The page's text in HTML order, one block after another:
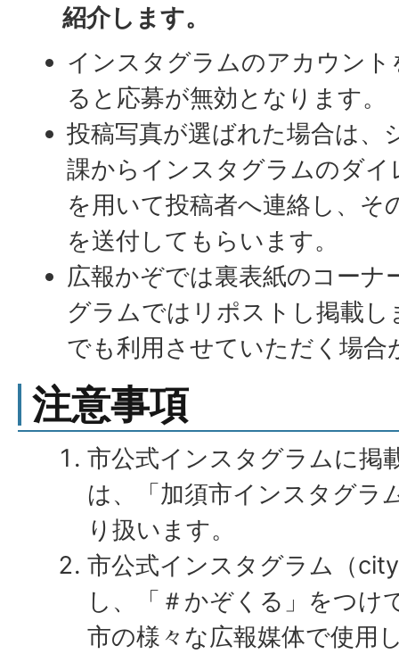
紹介します。
インスタグラムのアカウン
ると応募が無効となります。
投稿写真が選ばれた場合は、
課からインスタグラムのダ
を用いて投稿者へ連絡し、そ
を送付してもらいます。
広報かぞでは裏表紙のコーナ
グラムではリポストし掲載
でも利用させていただく場合
注意事項
市公式インスタグラムに掲
は、「加須市インスタグラ
り扱います。
市公式インスタグラム（
し、「＃かぞくる」をつけ
市の様々な広報媒体で使用